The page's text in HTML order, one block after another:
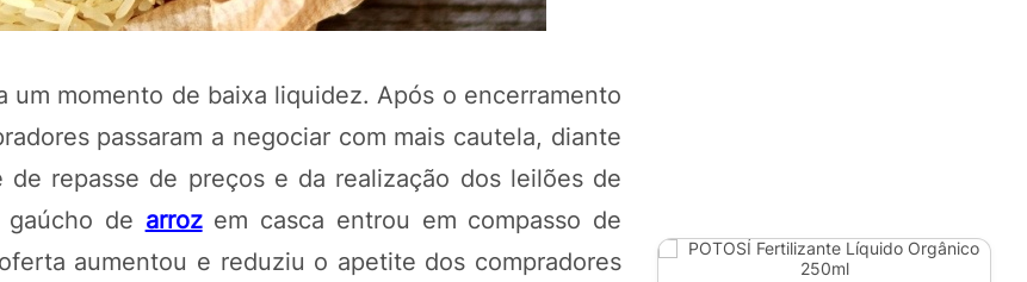
um momento de baixa liquidez. Após o encerramento
passaram a negociar com mais cautela, diante
repasse de preços e da realização dos leilões de
gaúcho de arrozem casca entrou em compasso de
aumentou e reduziu o apetite dos compradores